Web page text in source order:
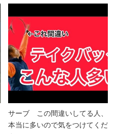
サーブ この間違いしてる人、
本当に多いので気をつけてくだ